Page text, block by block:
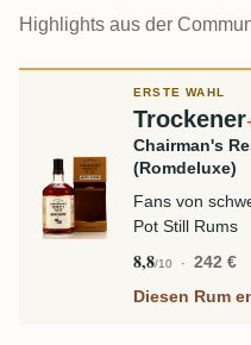
Highlights aus der
ERSTE WAHL
Trockener
Chairman's
(Romdeluxe)
Fans von
Pot Still Rums
8,8/10
242 €
Diesen Rum